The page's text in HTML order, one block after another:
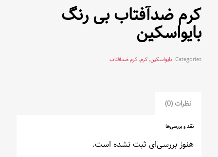
کرم ضدآفتاب بی رنگ
بایواسکین
Categories: بایواسکین,کرم,کرم ضدآفتاب
نظرات (0)
نقد و بررسی‌ها
هنوز بررسی‌ای ثبت نشده است.